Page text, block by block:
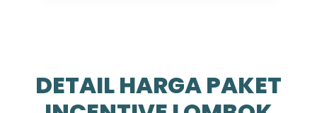
DETAIL HARGA PAKET